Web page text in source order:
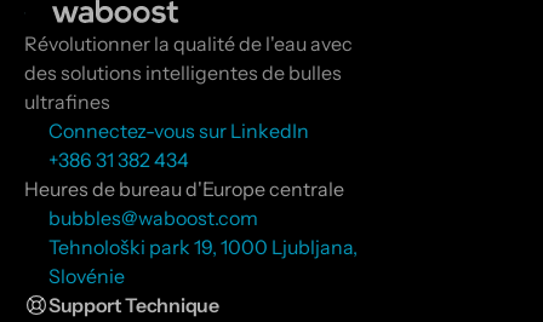
Révolutionner la qualité de l'eau avec
des solutions intelligentes de bulles
ultrafines
Connectez-vous sur LinkedIn
+386 31 382 434
Heures de bureau d'Europe centrale
bubbles@waboost.com
Tehnološki park 19, 1000 Ljubljana,
Slovénie
Support Technique